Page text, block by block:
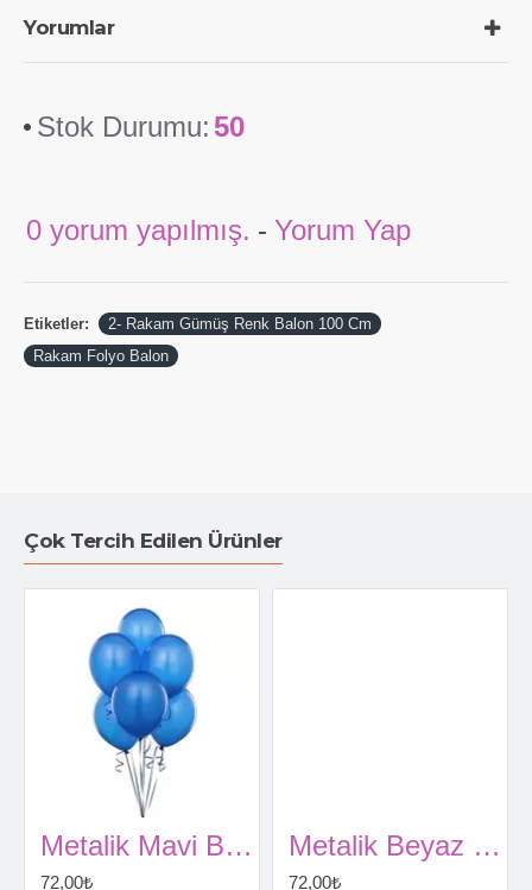
Yorumlar
Stok Durumu: 50
0 yorum yapılmış. - Yorum Yap
Etiketler:
2- Rakam Gümüş Renk Balon 100 Cm
Rakam Folyo Balon
Çok Tercih Edilen Ürünler
Metalik Mavi Balon 15 Adet
72,00₺
Metalik Beyaz Balon 15 Adet
72,00₺